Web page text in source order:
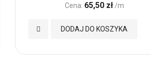
Cena: 65,50 zł /m
DODAJ DO KOSZYKA
Dodaj